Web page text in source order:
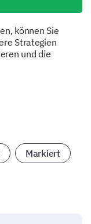
können Sie
Strategien
und die
Markiert